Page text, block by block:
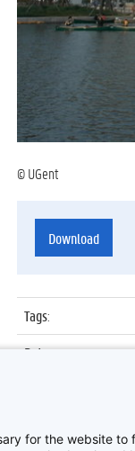
© UGent
Download
Tags:
Datum:
for the website